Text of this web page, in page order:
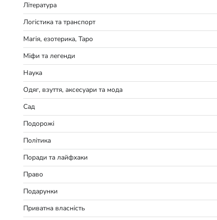
Література
Логістика та транспорт
Магія, езотерика, Таро
Міфи та легенди
Наука
Одяг, взуття, аксесуари та мода
Сад
Подорожі
Політика
Поради та лайфхаки
Право
Подарунки
Приватна власність